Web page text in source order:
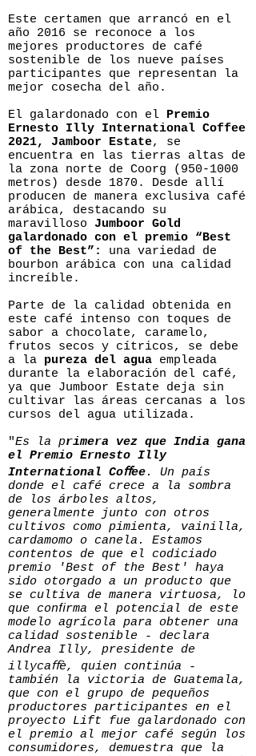
Este certamen que arrancó en el
año 2016 se reconoce a los
mejores productores de café
sostenible de los nueve países
participantes que representan la
mejor cosecha del año.
El galardonado con el Premio
Ernesto Illy International Coffee
2021, Jamboor Estate, se
encuentra en las tierras altas de
la zona norte de Coorg
(950-1000
metros) desde 1870. Desde allí
producen de manera exclusiva café
arábica, destacando su
maravilloso Jumboor Gold
galardonado con el premio “Best
of the Best”:
una variedad de
bourbon arábica con una calidad
increíble.
Parte de la calidad obtenida en
este café intenso con toques de
sabor a chocolate, caramelo,
frutos secos y cítricos, se debe
a la pureza del agua empleada
durante la elaboración del café,
ya que Jumboor Estate deja sin
cultivar las áreas cercanas a los
cursos del agua utilizada.
"Es la primera vez que India gana
el Premio Ernesto Illy
International Coﬀee. Un país
donde el café crece a la sombra
de los árboles altos,
generalmente junto con otros
cultivos como pimienta, vainilla,
cardamomo o canela. Estamos
contentos de que el codiciado
premio 'Best of the Best' haya
sido otorgado a un producto que
se cultiva de manera virtuosa, lo
que conﬁrma el potencial de este
modelo agrícola para obtener una
calidad sostenible - declara
Andrea Illy, presidente de
illycaﬀè, quien continúa -
también la victoria de Guatemala,
que con el grupo de pequeños
productores participantes en el
proyecto Lift fue galardonado con
el premio al mejor café según los
consumidores, demuestra que la